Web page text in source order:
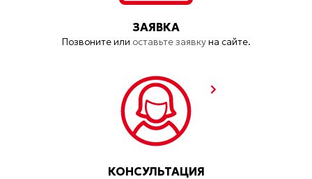
ЗАЯВКА
Позвоните или оставьте заявкуна сайте.
КОНСУЛЬТАЦИЯ